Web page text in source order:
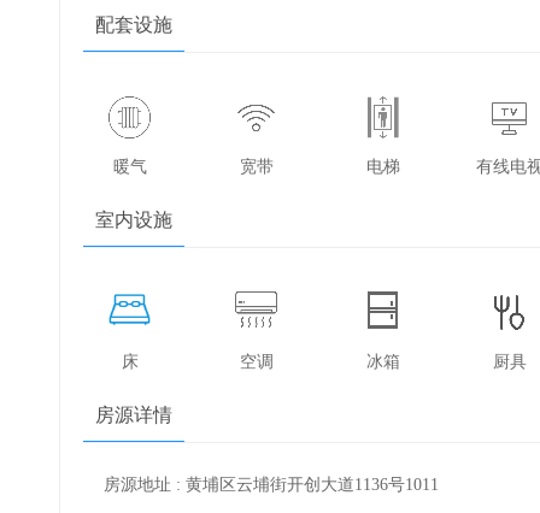
配套设施
暖气 宽带 电梯 有线电
室内设施
床 空调 冰箱 厨具
房源详情
房源地址 : 黄埔区云埔街开创大道1136号1011